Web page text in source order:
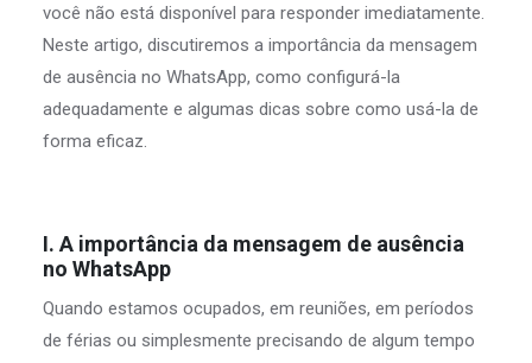
você não está disponível para responder imediatamente.
Neste artigo, discutiremos a importância da mensagem
de ausência no WhatsApp, como configurá-la
adequadamente e algumas dicas sobre como usá-la de
forma eficaz.
I. A importância da mensagem de ausência
no WhatsApp
Quando estamos ocupados, em reuniões, em períodos
de férias ou simplesmente precisando de algum tempo